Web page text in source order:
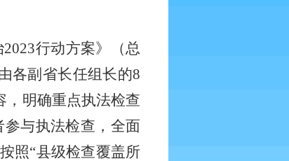
2023行动方案》（总
各副省长任组长的8
，明确重点执法检查
与执法检查，全面
照“县级检查覆盖所